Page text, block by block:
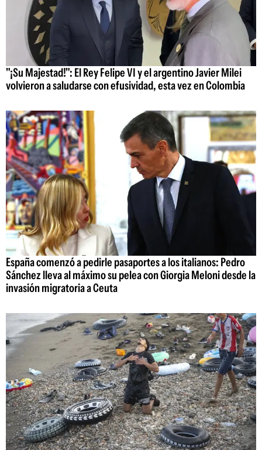
"¡Su Majestad!": El Rey Felipe VI y el argentino Javier Milei
volvieron a saludarse con efusividad, esta vez en Colombia
España comenzó a pedirle pasaportes a los italianos: Pedro
Sánchez lleva al máximo su pelea con Giorgia Meloni desde la
invasión migratoria a Ceuta